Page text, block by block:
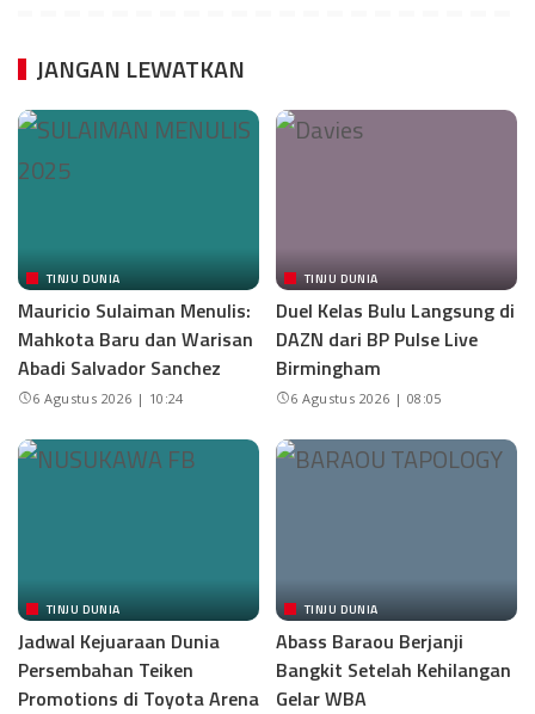
JANGAN LEWATKAN
TINJU DUNIA
Mauricio Sulaiman Menulis:
Mahkota Baru dan Warisan
Abadi Salvador Sanchez
6 Agustus 2026 | 10:24
TINJU DUNIA
Duel Kelas Bulu Langsung di
DAZN dari BP Pulse Live
Birmingham
6 Agustus 2026 | 08:05
TINJU DUNIA
Jadwal Kejuaraan Dunia
Persembahan Teiken
Promotions di Toyota Arena
TINJU DUNIA
Abass Baraou Berjanji
Bangkit Setelah Kehilangan
Gelar WBA